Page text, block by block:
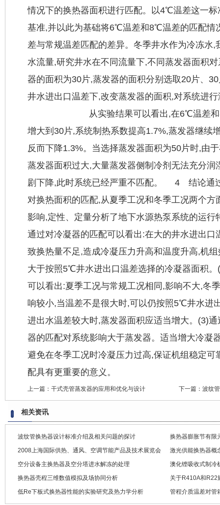
情况下的换热器面积进行匹配。以4℃温差这一
基准,并以此为基础将6℃温差和8℃温差的匹配情
差与常规温差匹配的差异。冬季井水作为冷冻水,
水流量,研究井水在不同流量下,不同蒸发器面积
器的面积为30片,蒸发器的面积分别选取20片、
井水进出口温差下,改变蒸发器的面积,对系统进
从实验结果可以看出,在6℃温差和8℃
增大到30片,系统制热系数提高1.7%,蒸发器继续
反而下降1.3%。当选择蒸发器面积为50片时,由
蒸发器面积过大,大量蒸发器侧制冷剂无法充分润
剧下降,此时系统已经严重不匹配。 4 结论通
对换热面积的匹配,从夏季工况和冬季工况两个方
影响,定性、定量分析了地下水源热泵系统的运行
通过对冷凝器的匹配可以看出:在大的井水进出口
致换热量不足,造成冷凝压力升高和温度升高,机
大于按照5℃井水进出口温差选择的冷凝器面积
可以看出:夏季工况与常规工况相同,影响不大,冬
响较小,当温差不是很大时,可以仍按照5℃井水进
进出水温差较大时,蒸发器面积应适当增大。(3)
器的匹配对系统影响大于蒸发器。适当增大冷凝
避免在冬季工况时冷凝压力过高,保证机组稳定可
配具有更重要的意义。
上一篇： 干式壳管蒸发器的应用和优化与设计 下一篇： 波纹
相关资讯
波纹管换热器设计标准介绍及相关问题的探讨
换热器膨胀节有限
2008上海国际供热、通风、空调节能产品及技术展览会
激光供能换热器概
空分设备主换热器及空分塔进水解冻的处理
澳化铿吸收式制冷
换热器壳程三维数值模拟及场协同分析
关于R410A和R22
低Re下板式换热器性能的实验研究及热力学分析
管程介质温差对管